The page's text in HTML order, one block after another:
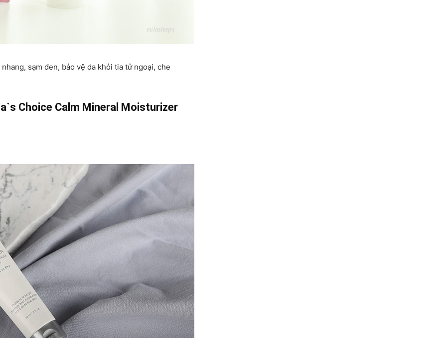
sạm đen, bảo vệ da khỏi tia tử ngoại, che
Choice Calm Mineral Moisturizer